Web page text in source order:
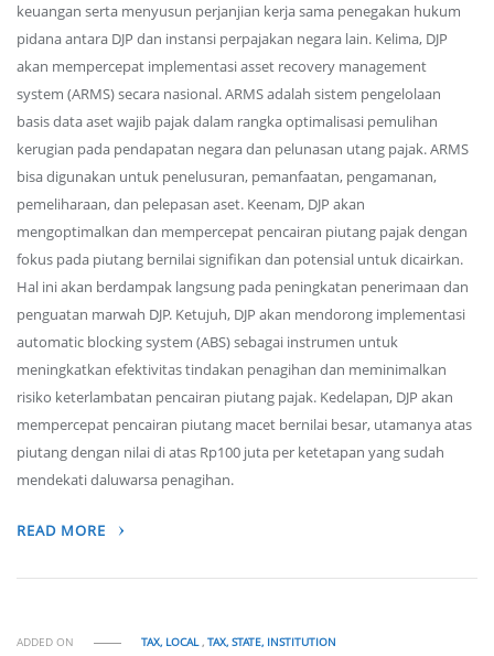
keuangan serta menyusun perjanjian kerja sama penegakan hukum
pidana antara DJP dan instansi perpajakan negara lain. Kelima, DJP
akan mempercepat implementasi asset recovery management
system (ARMS) secara nasional. ARMS adalah sistem pengelolaan
basis data aset wajib pajak dalam rangka optimalisasi pemulihan
kerugian pada pendapatan negara dan pelunasan utang pajak. ARMS
bisa digunakan untuk penelusuran, pemanfaatan, pengamanan,
pemeliharaan, dan pelepasan aset. Keenam, DJP akan
mengoptimalkan dan mempercepat pencairan piutang pajak dengan
fokus pada piutang bernilai signifikan dan potensial untuk dicairkan.
Hal ini akan berdampak langsung pada peningkatan penerimaan dan
penguatan marwah DJP. Ketujuh, DJP akan mendorong implementasi
automatic blocking system (ABS) sebagai instrumen untuk
meningkatkan efektivitas tindakan penagihan dan meminimalkan
risiko keterlambatan pencairan piutang pajak. Kedelapan, DJP akan
mempercepat pencairan piutang macet bernilai besar, utamanya atas
piutang dengan nilai di atas Rp100 juta per ketetapan yang sudah
mendekati daluwarsa penagihan.
READ MORE
ADDED ON TAX, LOCAL,TAX, STATE, INSTITUTION